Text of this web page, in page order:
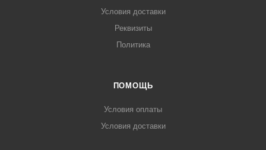
Условия доставки
Реквизиты
Политика
ПОМОЩЬ
Условия оплаты
Условия доставки